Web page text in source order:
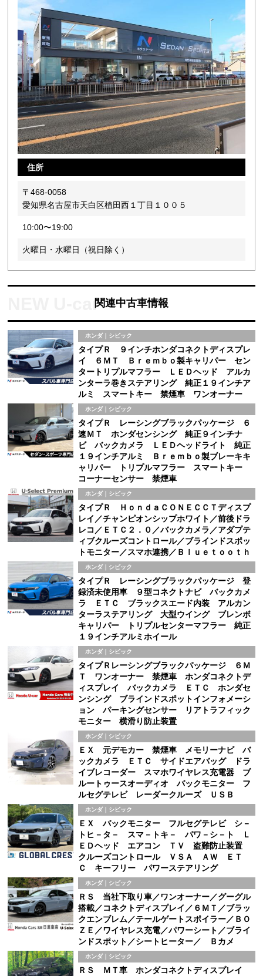
住所
〒468-0058
愛知県名古屋市天白区植田西１丁目１００５
10:00〜19:00
火曜日・水曜日（祝日除く）
関連中古車情報
ホンダ｜シビック
タイプＲ ９インチホンダコネクトディスプレ
イ ６ＭＴ Ｂｒｅｍｂｏ製キャリパー セン
タートリプルマフラー ＬＥＤヘッド アルカ
ンターラ巻きステアリング 純正１９インチア
ルミ スマートキー 禁煙車 ワンオーナー
ホンダ｜シビック
タイプＲ レーシングブラックパッケージ ６
速ＭＴ ホンダセンシング 純正９インチナ
ビ バックカメラ ＬＥＤヘッドライト 純正
１９インチアルミ Ｂｒｅｍｂｏ製ブレーキキ
ャリパー トリプルマフラー スマートキー
コーナーセンサー 禁煙車
ホンダ｜シビック
タイプＲ ＨｏｎｄａＣＯＮＥＣＣＴディスプ
レイ／チャンピオンシップホワイト／前後ドラ
レコ／ＥＴＣ２．０／バックカメラ／アダプテ
ィブクルーズコントロール／ブラインドスポッ
トモニター／スマホ連携／Ｂｌｕｅｔｏｏｔｈ
ホンダ｜シビック
タイプＲ レーシングブラックパッケージ 登
録済未使用車 ９型コネクトナビ バックカメ
ラ ＥＴＣ ブラックスエード内装 アルカン
ターラステアリング 大型ウイング ブレンボ
キャリパー トリプルセンターマフラー 純正
１９インチアルミホイール
ホンダ｜シビック
タイプＲレーシングブラックパッケージ ６Ｍ
Ｔ ワンオーナー 禁煙車 ホンダコネクトデ
ィスプレイ バックカメラ ＥＴＣ ホンダセ
ンシング ブラインドスポットインフォメーシ
ョン パーキングセンサー リアトラフィック
モニター 横滑り防止装置
ホンダ｜シビック
ＥＸ 元デモカー 禁煙車 メモリーナビ バ
ックカメラ ＥＴＣ サイドエアバッグ ドラ
イブレコーダー スマホワイヤレス充電器 ブ
ルートゥースオーディオ バックモニター フ
ルセグテレビ レーダークルーズ ＵＳＢ
ホンダ｜シビック
ＥＸ バックモニター フルセグテレビ シ－
トヒ－タ－ スマ－トキ－ パワ－シ－ト Ｌ
ＥＤヘッド エアコン ＴＶ 盗難防止装置
クルーズコントロール ＶＳＡ ＡＷ ＥＴ
Ｃ キーフリー パワーステアリング
ホンダ｜シビック
ＲＳ 当社下取り車／ワンオーナー／グーグル
搭載／コネクトディスプレイ／６ＭＴ／ブラッ
クエンブレム／テールゲートスポイラー／ＢＯ
ＺＥ／ワイヤレス充電／パワーシート／ブライ
ンドスポット／シートヒーター／ Ｂカメ
ホンダ｜シビック
ＲＳ ＭＴ車 ホンダコネクトディスプレイ